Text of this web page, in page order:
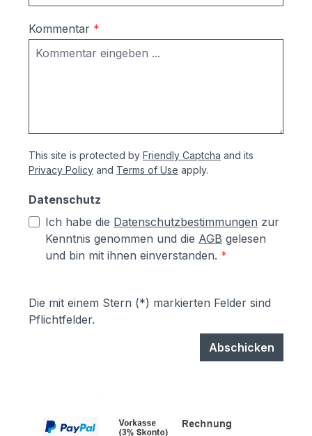
Kommentar *
This site is protected by Friendly Captcha and its
Privacy Policy and Terms of Use apply.
Datenschutz
Ich habe die Datenschutzbestimmungen zur
Kenntnis genommen und die AGB gelesen
und bin mit ihnen einverstanden. *
Die mit einem Stern (*) markierten Felder sind
Pflichtfelder.
Abschicken